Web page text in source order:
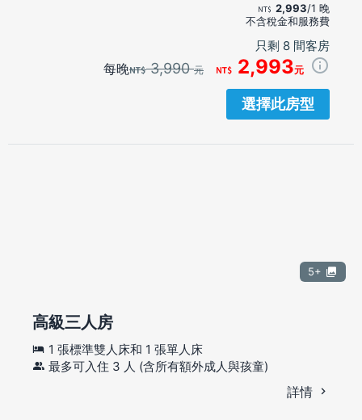
2,993/1 晚
不含稅金和服務費
只剩 8 間客房
每晚 3,990元 2,993元
選擇此房型
5+
高級三人房
1 張標準雙人床和 1 張單人床
最多可入住 3 人 (含所有額外成人與孩童)
詳情